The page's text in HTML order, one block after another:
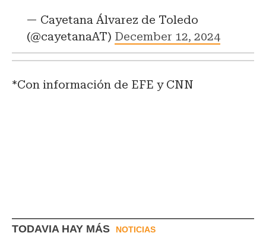
— Cayetana Álvarez de Toledo
(@cayetanaAT) December 12, 2024
*Con información de EFE y CNN
TODAVIA HAY MÁS NOTICIAS